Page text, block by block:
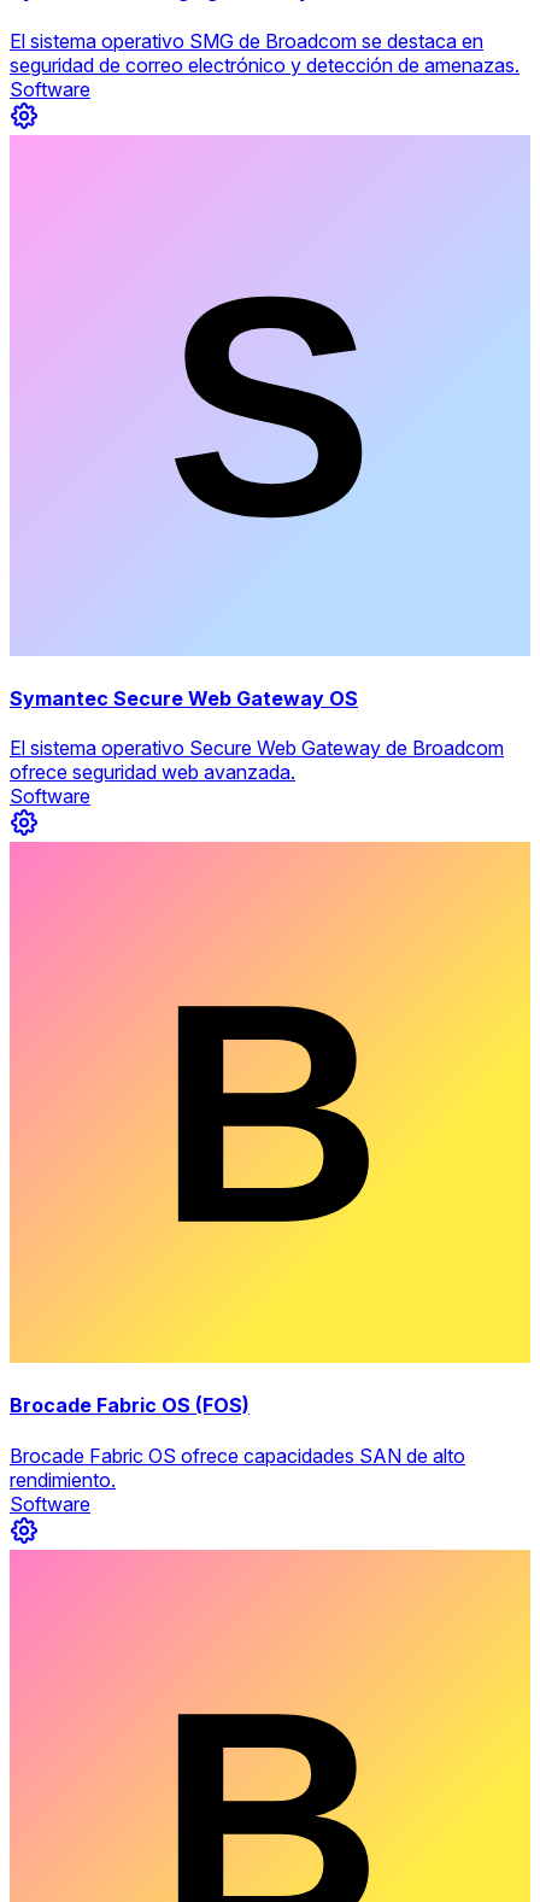
El sistema operativo SMG de Broadcom se destaca en
seguridad de correo electrónico y detección de amenazas.
Software
Symantec Secure Web Gateway OS
El sistema operativo Secure Web Gateway de Broadcom
ofrece seguridad web avanzada.
Software
Brocade Fabric OS (FOS)
Brocade Fabric OS ofrece capacidades SAN de alto
rendimiento.
Software